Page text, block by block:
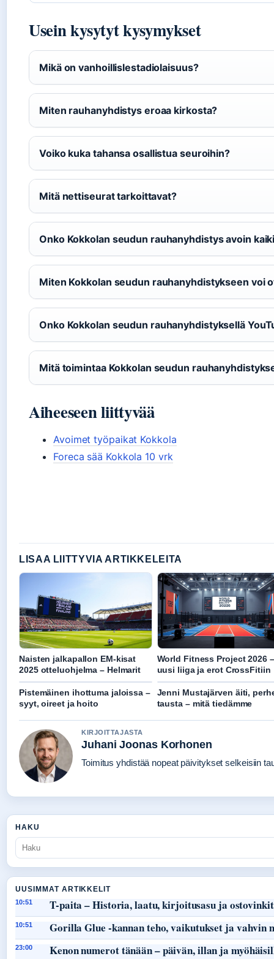
Usein kysytyt kysymykset
Mikä on vanhoillislestadiolaisuus?
Miten rauhanyhdistys eroaa kirkosta?
Voiko kuka tahansa osallistua seuroihin?
Mitä nettiseurat tarkoittavat?
Onko Kokkolan seudun rauhanyhdistys avoin
Miten Kokkolan seudun rauhanyhdistykseen voi
Onko Kokkolan seudun rauhanyhdistyksellä
Mitä toimintaa Kokkolan seudun
Aiheeseen liittyvää
Avoimet työpaikat Kokkola
Foreca sää Kokkola 10 vrk
LISAA LIITTYVIA ARTIKKELEITA
Naisten jalkapallon EM-kisat
2025 otteluohjelma – Helmarit
World Fitness Project 2026 –
uusi liiga ja erot CrossFitiin
Pistemäinen ihottuma jaloissa –
syyt, oireet ja hoito
Jenni Mustajärven äiti,
tausta – mitä tiedämme
KIRJOITTAJASTA
Juhani Joonas Korhonen
Toimitus yhdistää nopeat päivitykset selkeisiin
HAKU
UUSIMMAT ARTIKKELIT
10:51 T-paita – Historia, laatu, kirjoitusasu ja ostovinkit
10:51 Gorilla Glue -kannan teho, vaikutukset ja vahvin
23:00 Kenon numerot tänään – päivän, illan ja